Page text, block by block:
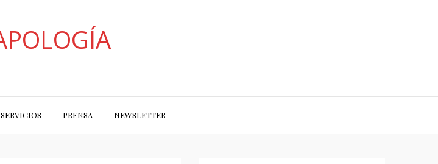
SERVICIOS PRENSA NEWSLETTER